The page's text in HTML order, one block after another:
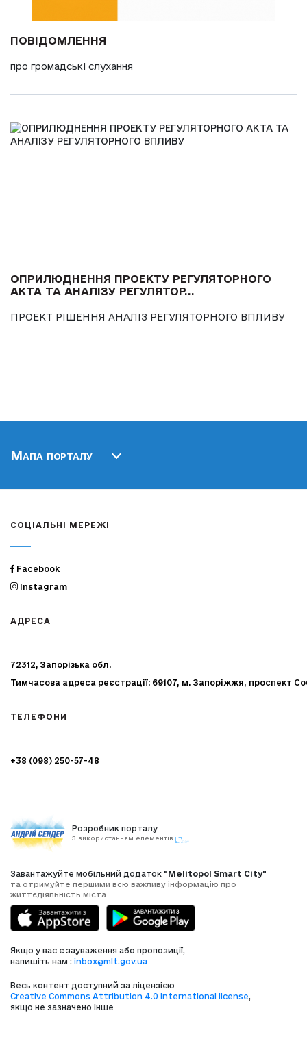
ПОВІДОМЛЕННЯ
про громадські слухання
ОПРИЛЮДНЕННЯ ПРОЕКТУ РЕГУЛЯТОРНОГО
АКТА ТА АНАЛІЗУ РЕГУЛЯТОР...
ПРОЕКТ РІШЕННЯ АНАЛІЗ РЕГУЛЯТОРНОГО ВПЛИВУ
Мапа порталу
СОЦІАЛЬНІ МЕРЕЖІ
Facebook
Instagram
АДРЕСА
72312, Запорізька обл.
Тимчасова адреса реєстрації: 69107, м. Запоріжжя, проспект
ТЕЛЕФОНИ
+38 (098) 250-57-48
Розробник порталу
З використанням елементів
Завантажуйте мобільний додаток "Melitopol Smart City"
та отримуйте першими всю важливу інформацію про
життєдіяльність міста
Якщо у вас є зауваження або пропозиції,
напишіть нам : inbox@mlt.gov.ua
Весь контент доступний за ліцензією
Creative Commons Attribution 4.0 international license,
якщо не зазначено інше